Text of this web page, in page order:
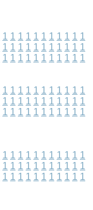
1 1 1 1 1 1 1 1 1 1 1
1 1 1 1 1 1 1 1 1 1 1
1 1 1 1 1 1 1 1 1 1 1
1 1 1 1 1 1 1 1 1 1 1
1 1 1 1 1 1 1 1 1 1 1
1 1 1 1 1 1 1 1 1 1 1
1 1 1 1 1 1 1 1 1 1 1
1 1 1 1 1 1 1 1 1 1 1
1 1 1 1 1 1 1 1 1 1 1